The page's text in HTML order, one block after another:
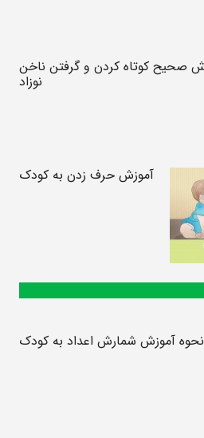
صحیح کوتاه کردن و گرفتن ناخن‌
نوزاد
آموزش حرف زدن به کودک
نحوه آموزش شمارش اعداد به کودک